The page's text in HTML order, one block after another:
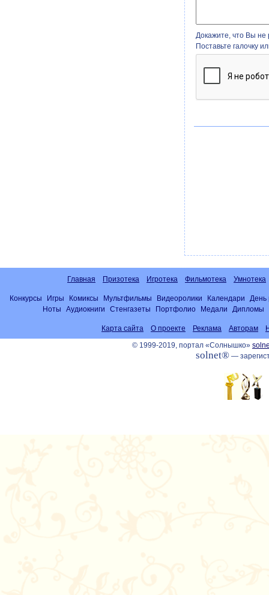
Докажите, что Вы не
Поставьте галочку
Главная Призотека Игротека Фильмотека Умнотека
Конкурсы Игры Комиксы Мультфильмы Видеоролики Календари
День
Ноты
Аудиокниги Стенгазеты Портфолио Медали Дипломы
Карта сайта О проекте Реклама Авторам
© 1999-2019, портал «Солнышко»
solnet®—